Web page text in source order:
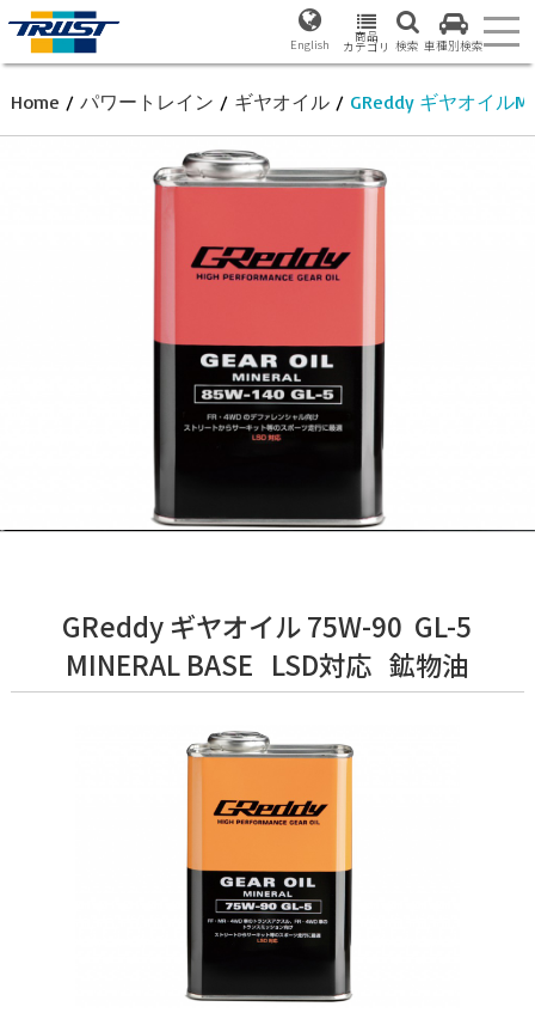
English 商品
カテゴリ 検索 車種別検索
Home / パワートレイン / ギヤオイル/ GReddy ギヤオイル
GReddy ギヤオイル 75W-90 GL-5
MINERAL BASE LSD対応 鉱物油